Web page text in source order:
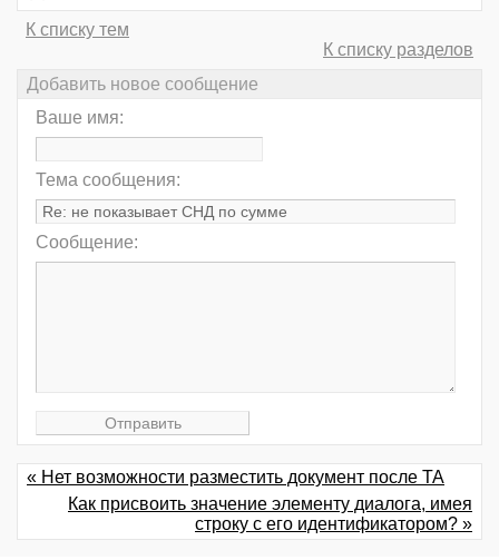
К списку тем
К списку разделов
Добавить новое сообщение
Ваше имя:
Тема сообщения:
Сообщение:
« Нет возможности разместить документ после ТА
Как присвоить значение элементу диалога, имея
строку с его идентификатором? »